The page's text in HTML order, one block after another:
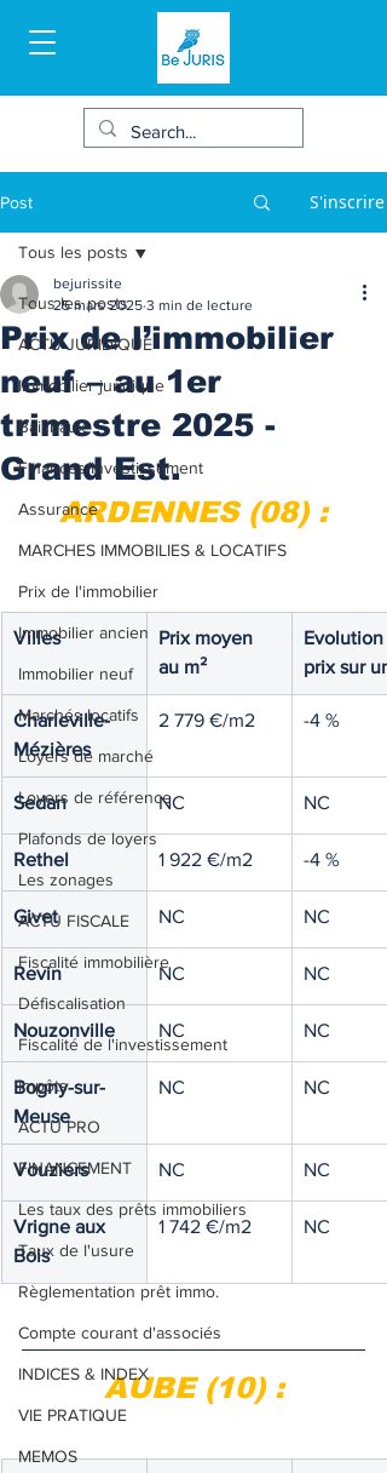
Post S'inscrire
Tous les posts
ACTU JURIDIQUE
Immobilier juridique
Bail/baux
Finances/Investissement
Assurance
MARCHES IMMOBILIES & LOCATIFS
Prix de l'immobilier
Immobilier ancien
Immobilier neuf
Marchés locatifs
Loyers de marché
Loyers de référence
Plafonds de loyers
Les zonages
ACTU FISCALE
Fiscalité immobilière
Défiscalisation
Fiscalité de l'investissement
Impôts
ACTU PRO
FINANCEMENT
Les taux des prêts immobiliers
Taux de l'usure
Règlementation prêt immo.
Compte courant d'associés
INDICES & INDEX
VIE PRATIQUE
MEMOS
Tous les posts
Prix de l’immobilier
neuf – au 1er
trimestre 2025 -
Grand Est.
bejurissite
25 mars 2025 3 min de lecture
ARDENNES (08) :
Villes
Prix moyen
au m²
Evolution
prix sur un
Charleville-
Mézières
2 779 €/m2 -4 %
Sedan NC NC
Rethel 1 922 €/m2 -4 %
Givet NC NC
Revin NC NC
Nouzonville NC NC
Bogny-sur-
Meuse
NC NC
Vouziers NC NC
Vrigne aux
Bois
1 742 €/m2 NC
AUBE (10) :